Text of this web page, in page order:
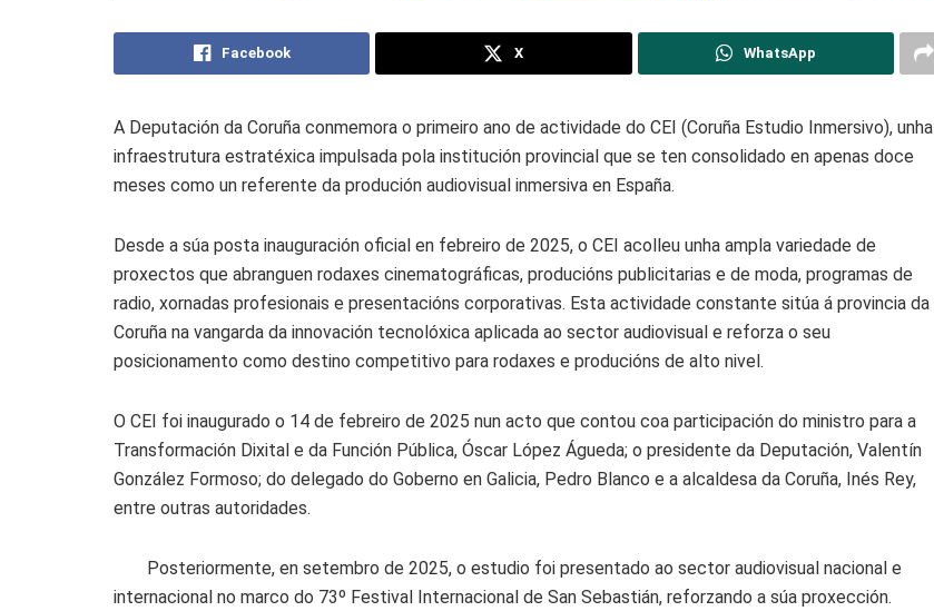
Facebook X WhatsApp
A Deputación da Coruña conmemora o primeiro ano de actividade do CEI (Coruña Estudio Inmersivo), unha
infraestrutura estratéxica impulsada pola institución provincial que se ten consolidado en apenas doce
meses como un referente da produción audiovisual inmersiva en España.
Desde a súa posta inauguración oficial en febreiro de 2025, o CEI acolleu unha ampla variedade de
proxectos que abranguen rodaxes cinematográficas, producións publicitarias e de moda, programas de
radio, xornadas profesionais e presentacións corporativas. Esta actividade constante sitúa á provincia da
Coruña na vangarda da innovación tecnolóxica aplicada ao sector audiovisual e reforza o seu
posicionamento como destino competitivo para rodaxes e producións de alto nivel.
O CEI foi inaugurado o 14 de febreiro de 2025 nun acto que contou coa participación do ministro para a
Transformación Dixital e da Función Pública, Óscar López Águeda; o presidente da Deputación, Valentín
González Formoso; do delegado do Goberno en Galicia, Pedro Blanco e a alcaldesa da Coruña, Inés Rey,
entre outras autoridades.
Posteriormente, en setembro de 2025, o estudio foi presentado ao sector audiovisual nacional e
internacional no marco do 73º Festival Internacional de San Sebastián, reforzando a súa proxección.